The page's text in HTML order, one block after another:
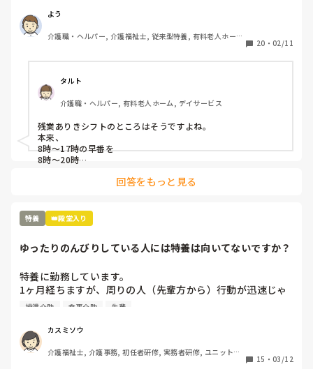
これじゃ、現有戦力、職員が更に潰れるよ…
よう
介護職・ヘルパー, 介護福祉士, 従来型特養, 有料老人ホー
20 ・ 02/11
タルト
介護職・ヘルパー, 有料老人ホーム, デイサービス
残業ありきシフトのところはそうですよね。
本来、
8時〜17時の早番を
8時〜20時
20時〜9時半や10時…
どうしてこんな発想ができるんでしょうね。
そこも特養ユニット型ですが、ほぼ新規の職員の採用はなく、
残業代が入るから良いという人もいますが、12時間以上の拘束
回答をもっと見る
特養 👑殿堂入り
ゆったりのんびりしている人には特養は向いてないですか？
特養に勤務しています。
1ヶ月経ちますが、周りの人（先輩方から）行動が迅速じゃ
ない、ゆったりしている、のんびりしていると言われます。
ア、入浴の方のバイタル測定、9時までに終わらせて臥床さ
せる。入浴の方はフロアに待機、それが終わったら記録（手
書き）を10時までに終わらせて隣のユニットに行って陰部洗
排泄介助 食事介助 先輩
カスミソウ
介護福祉士, 介護事務, 初任者研修, 実務者研修, ユニット型
15 ・ 03/12